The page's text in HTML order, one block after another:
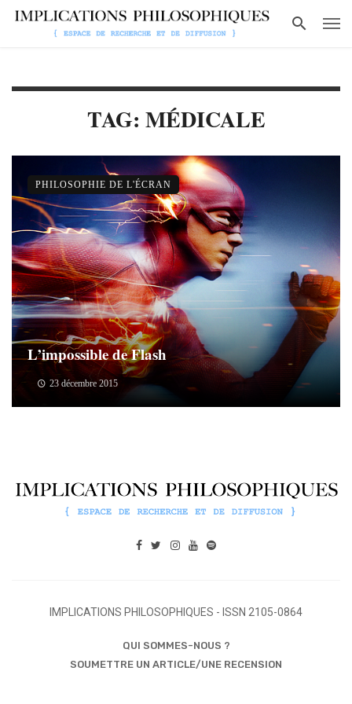
TAG: MÉDICALE
L’impossible de Flash
23 décembre 2015
PHILOSOPHIE DE L'ÉCRAN
IMPLICATIONS PHILOSOPHIQUES - ISSN 2105-0864
QUI SOMMES-NOUS ?
SOUMETTRE UN ARTICLE/UNE RECENSION